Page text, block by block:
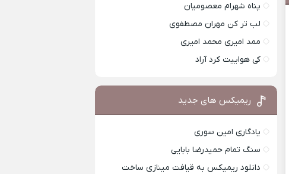
پناه شهرام معصومیان
لب تر کن مهران مصطفوی
ممد امیری محمد امیری
کی هواییت کرد آراد
ریمیکس های جدید
یادگاری امین سوری
سنگ تمام حمیدرضا بابایی
دانلود ریمیکس به قیافت مینازی ساخت